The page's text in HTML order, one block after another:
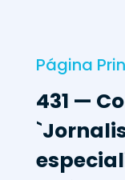
Página
431 —